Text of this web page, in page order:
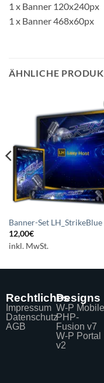
1 x Banner 120x240px
1 x Banner 468x60px
ÄHNLICHE
Auf
Banner-Set LH_StrikeBlue
12,00€
inkl. MwSt.
Rechtliches
Impressum
Datenschutz
AGB
Designs
W-P Mobile
PHP-
Fusion v7
W-P Portal
v2